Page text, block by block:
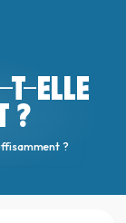
ELLE
?
?